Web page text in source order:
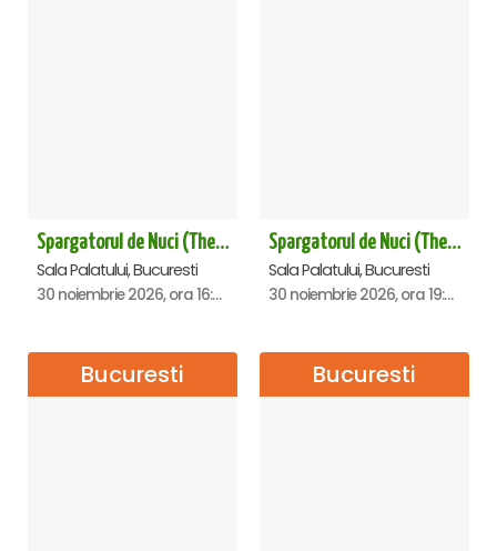
Spargatorul de Nuci (The Nutcracker) -UKRAINIAN CLASSICAL BALLET (ora 16.00) - Bucuresti
Sala Palatului, Bucuresti
30 noiembrie 2026, ora 16:00
Spargatorul de Nuci (The Nutcracker) -UKRAINIAN CLASSICAL BALLET (ora 19.30) - Bucuresti
Sala Palatului, Bucuresti
30 noiembrie 2026, ora 19:30
Bucuresti Bucuresti